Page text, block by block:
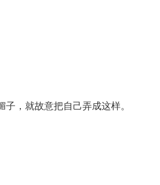
，就故意把自己弄成这样。